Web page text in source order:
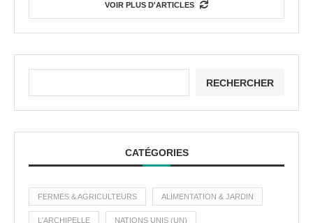
VOIR PLUS D'ARTICLES
RECHERCHER
CATÉGORIES
FERMES & AGRICULTEURS ALIMENTATION & JARDIN
L'ARCHIPELLE NATIONS UNIS (UN)